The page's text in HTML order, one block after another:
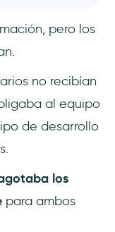
pero los
no recibían
al equipo
de desarrollo
los
para ambos